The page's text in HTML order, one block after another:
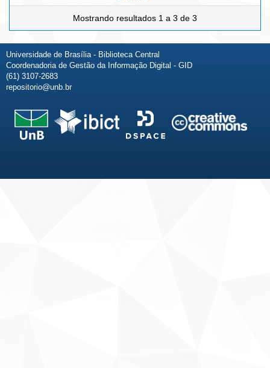
Mostrando resultados 1 a 3 de 3
Universidade de Brasília - Biblioteca Central
Coordenadoria de Gestão da Informação Digital - GID
(61) 3107-2683
repositorio@unb.br